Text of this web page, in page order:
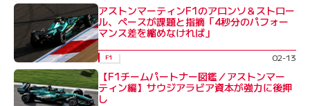
アストンマーティンF1のアロンソ＆ストロー
ル、ペースが課題と指摘「4秒分のパフォー
マンス差を縮めなければ」
F1 02-13
【F1チームパートナー図鑑／アストンマー
ティン編】サウジアラビア資本が強力に後押
し